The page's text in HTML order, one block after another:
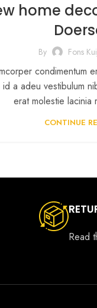
home
By Fons
condimentum
id a adeu vestibulum
erat molestie lacinia
CONTINUE
Read